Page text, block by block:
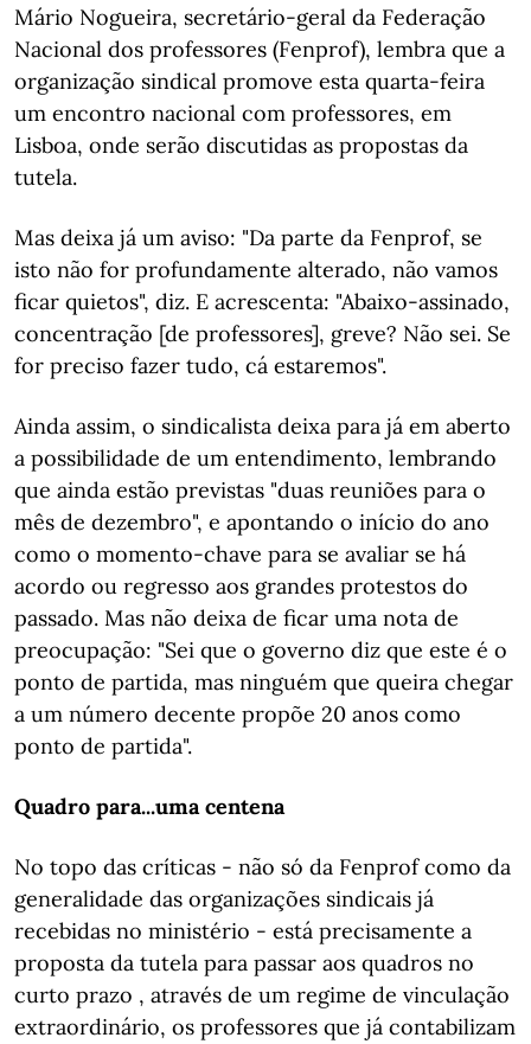
Mário Nogueira, secretário-geral da Federação
Nacional dos professores (Fenprof), lembra que a
organização sindical promove esta quarta-feira
um encontro nacional com professores, em
Lisboa, onde serão discutidas as propostas da
tutela.
Mas deixa já um aviso: "Da parte da Fenprof, se
isto não for profundamente alterado, não vamos
ficar quietos", diz. E acrescenta: "Abaixo-assinado,
concentração [de professores], greve? Não sei. Se
for preciso fazer tudo, cá estaremos".
Ainda assim, o sindicalista deixa para já em aberto
a possibilidade de um entendimento, lembrando
que ainda estão previstas "duas reuniões para o
mês de dezembro", e apontando o início do ano
como o momento-chave para se avaliar se há
acordo ou regresso aos grandes protestos do
passado. Mas não deixa de ficar uma nota de
preocupação: "Sei que o governo diz que este é o
ponto de partida, mas ninguém que queira chegar
a um número decente propõe 20 anos como
ponto de partida".
Quadro para...uma centena
No topo das críticas - não só da Fenprof como da
generalidade das organizações sindicais já
recebidas no ministério - está precisamente a
proposta da tutela para passar aos quadros no
curto prazo , através de um regime de vinculação
extraordinário, os professores que já contabilizam